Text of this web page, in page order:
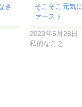
き
そこそこ元気
ァースト
2023年6月28日
私的なこと